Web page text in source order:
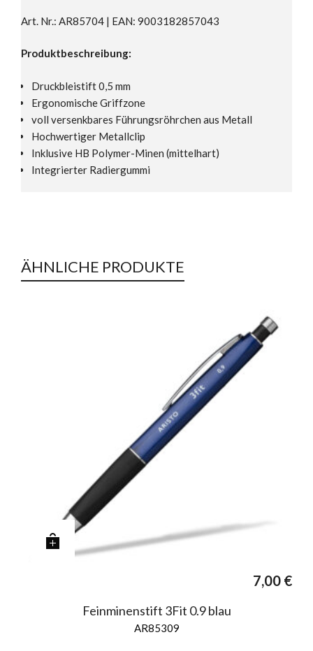
Art. Nr.: AR85704 | EAN: 9003182857043
Produktbeschreibung:
Druckbleistift 0,5 mm
Ergonomische Griffzone
voll versenkbares Führungsröhrchen aus Metall
Hochwertiger Metallclip
Inklusive HB Polymer-Minen (mittelhart)
Integrierter Radiergummi
ÄHNLICHE PRODUKTE
7,00 €
Feinminenstift 3Fit 0.9 blau
AR85309